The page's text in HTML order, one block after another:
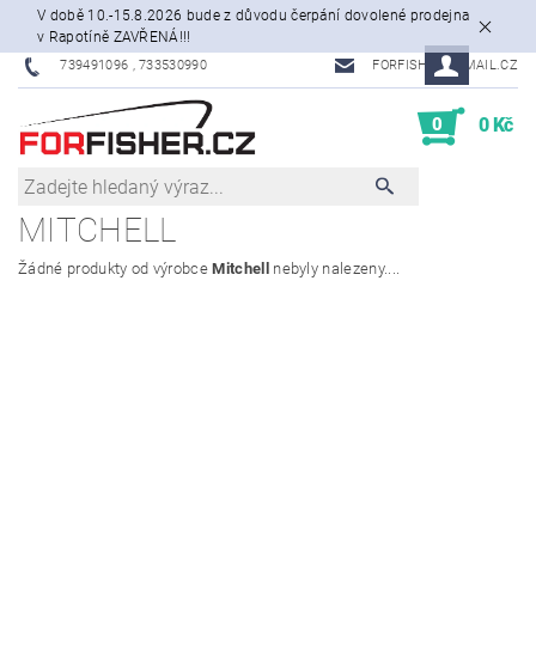
V době 10.-15.8.2026 bude z důvodu čerpání dovolené prodejna
v Rapotíně ZAVŘENÁ!!!
739491096 , 733530990 FORFISHER@EMAIL.CZ
0 0 Kč
MITCHELL
Žádné produkty od výrobceMitchell nebyly nalezeny....